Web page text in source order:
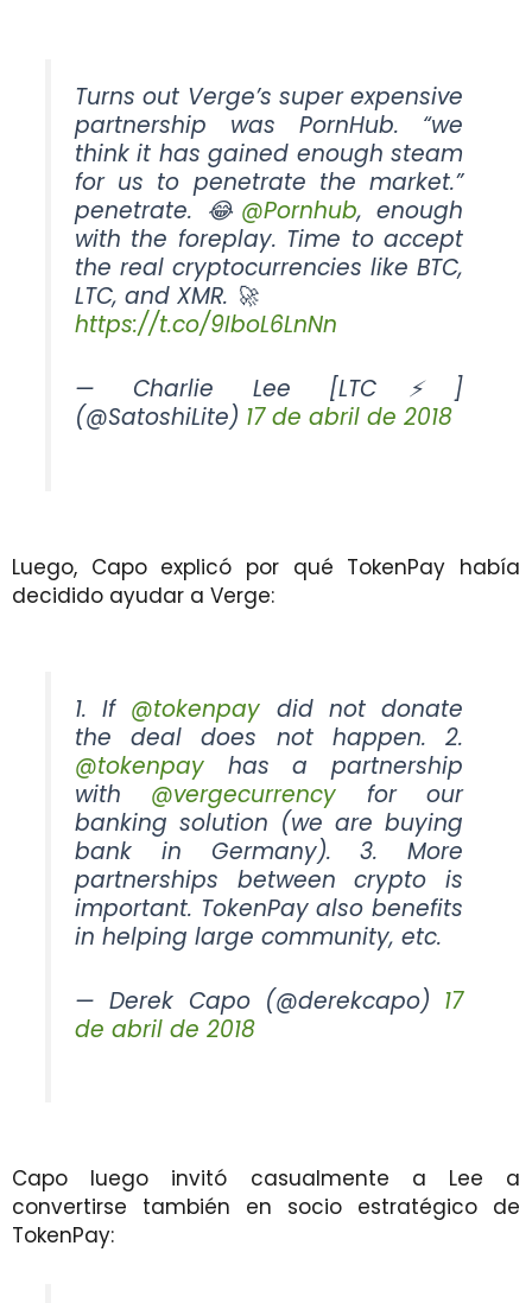
Turns out Verge’s super expensive
partnership was PornHub. “we
think it has gained enough steam
for us to penetrate the market.”
penetrate. 😂 @Pornhub, enough
with the foreplay. Time to accept
the real cryptocurrencies like BTC,
LTC, and XMR. 🚀
https://t.co/9IboL6LnNn
— Charlie Lee [LTC⚡]
(@SatoshiLite) 17 de abril de 2018
Luego, Capo explicó por qué TokenPay había
decidido ayudar a Verge:
1. If @tokenpay did not donate
the deal does not happen. 2.
@tokenpay has a partnership
with @vergecurrency for our
banking solution (we are buying
bank in Germany). 3. More
partnerships between crypto is
important. TokenPay also benefits
in helping large community, etc.
— Derek Capo (@derekcapo) 17
de abril de 2018
Capo luego invitó casualmente a Lee a
convertirse también en socio estratégico de
TokenPay: